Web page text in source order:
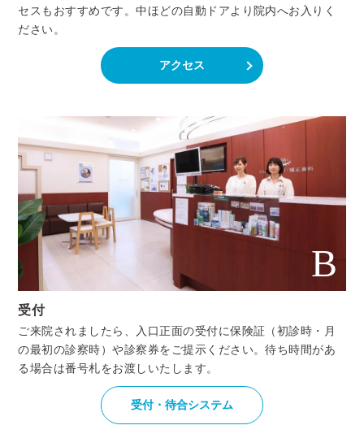
セスもおすすめです。中ほどの自動ドアより院内へお入りく
ださい。
アクセス
B
受付
ご来院されましたら、入口正面の受付に保険証（初診時・月
の最初の診察時）や診察券をご提示ください。待ち時間があ
る場合は番号札をお渡しいたします。
受付・待合システム